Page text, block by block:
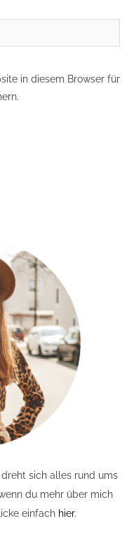
in diesem Browser für
dreht sich alles rund ums
du mehr über mich
einfach hier.